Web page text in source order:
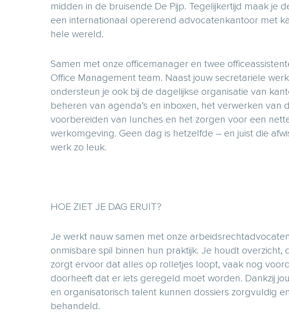
midden in de bruisende De Pijp. Tegelijkertijd maak je
een internationaal opererend advocatenkantoor met
hele wereld.
Samen met onze officemanager en twee
Office Management team. Naast jouw secretariële
ondersteun je ook bij de dagelijkse organisatie van
beheren van agenda’s en inboxen, het verwerken van
voorbereiden van lunches en het zorgen voor een
werkomgeving. Geen dag is hetzelfde – en juist die
werk zo leuk.
HOE ZIET JE DAG ERUIT?
Je werkt nauw samen met onze
onmisbare spil binnen hun praktijk. Je houdt overzicht,
zorgt ervoor dat alles op rolletjes loopt, vaak nog
doorheeft dat er iets geregeld moet worden. Dankzij
en organisatorisch talent kunnen dossiers zorgvuldig
behandeld.